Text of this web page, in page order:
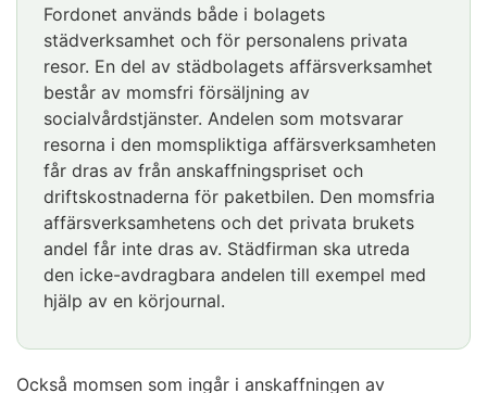
Fordonet används både i bolagets
städverksamhet och för personalens privata
resor. En del av städbolagets affärsverksamhet
består av momsfri försäljning av
socialvårdstjänster. Andelen som motsvarar
resorna i den momspliktiga affärsverksamheten
får dras av från anskaffningspriset och
driftskostnaderna för paketbilen. Den momsfria
affärsverksamhetens och det privata brukets
andel får inte dras av. Städfirman ska utreda
den icke-avdragbara andelen till exempel med
hjälp av en körjournal.
Också momsen som ingår i anskaffningen av